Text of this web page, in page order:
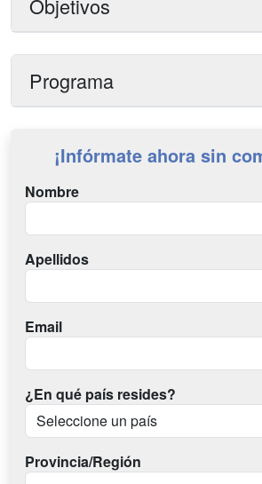
Objetivos
Programa
¡Infórmate ahora sin
Nombre
Apellidos
Email
¿En qué país resides?
Provincia/Región